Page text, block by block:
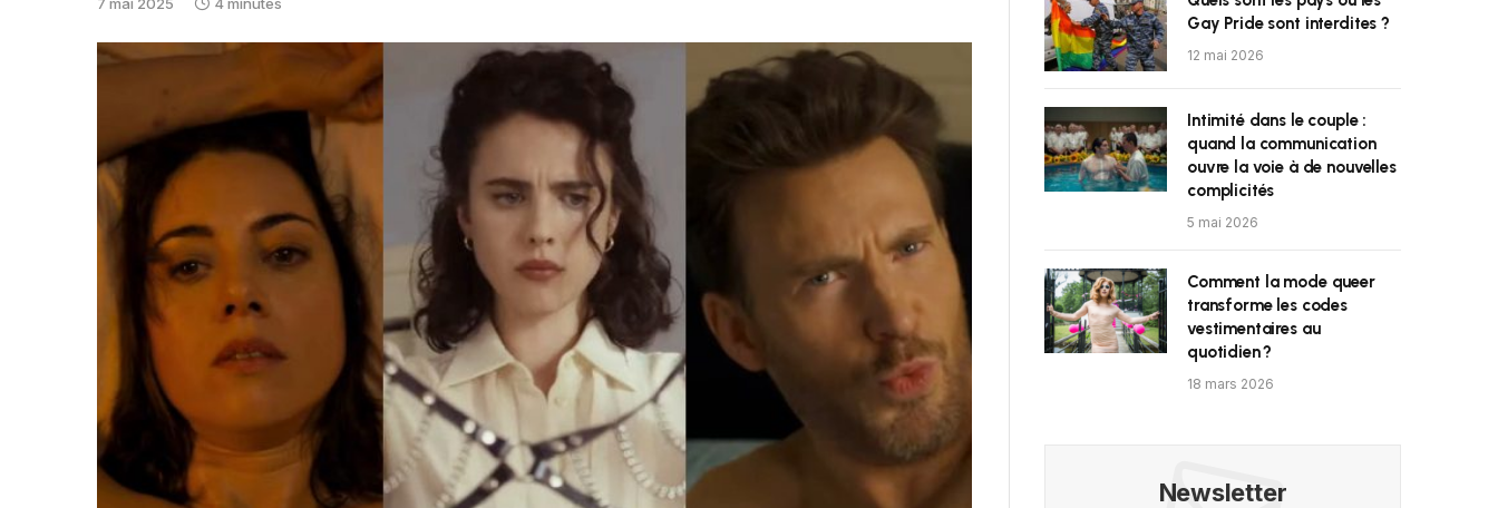
Gay Pride sont interdites ?
12 mai 2026
Intimité dans le couple :
quand la communication
ouvre la voie à de nouvelles
complicités
5 mai 2026
Comment la mode queer
transforme les codes
vestimentaires au
quotidien ?
18 mars 2026
Newsletter